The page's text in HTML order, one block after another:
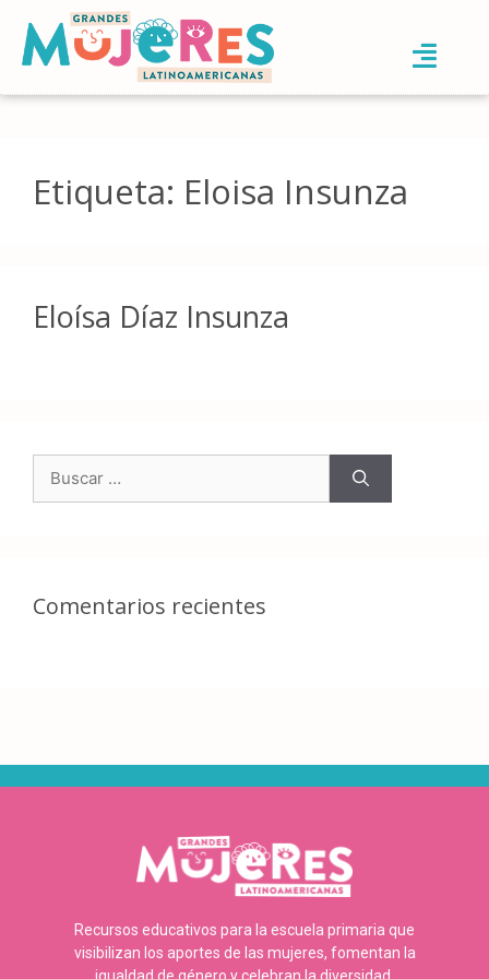
Etiqueta: Eloisa Insunza
Eloísa Díaz Insunza
Comentarios recientes
Recursos educativos para la escuela primaria que
visibilizan los aportes de las mujeres, fomentan la
igualdad de género y celebran la diversidad.